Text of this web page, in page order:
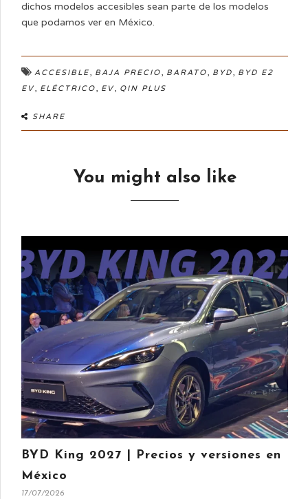
dichos modelos accesibles sean parte de los modelos
que podamos ver en México.
ACCESIBLE, BAJA PRECIO, BARATO, BYD, BYD E2
EV, ELÉCTRICO, EV, QIN PLUS
SHARE
You might also like
BYD King 2027 | Precios y versiones en
México
17/07/2026